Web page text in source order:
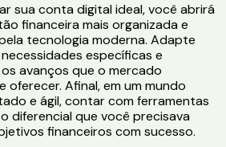
sua conta digital ideal, você abrirá
financeira mais organizada e
tecnologia moderna. Adapte
específicas e
avanços que o mercado
oferecer. Afinal, em um mundo
e ágil, contar com ferramentas
diferencial que você precisava
financeiros com sucesso.